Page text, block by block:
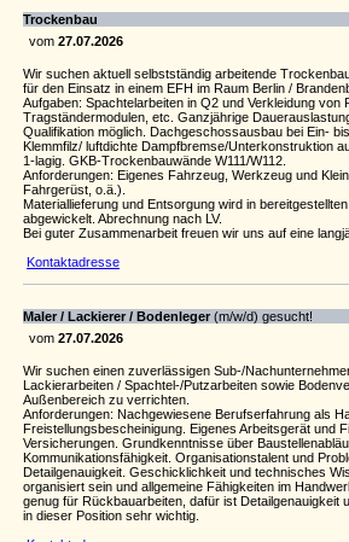
Trockenbau
vom 27.07.2026
Wir suchen aktuell selbstständig arbeitende
für den Einsatz in einem EFH im Raum Berlin /
Aufgaben: Spachtelarbeiten in Q2 und Verkleidung von
Tragständermodulen, etc. Ganzjährige
Qualifikation möglich. Dachgeschossausbau bei Ein-
Klemmfilz/ luftdichte Dampfbremse/Unterkonstruktion
1-lagig. GKB-Trockenbauwände W111/W112.
Anforderungen: Eigenes Fahrzeug, Werkzeug und
Fahrgerüst, o.ä.).
Materiallieferung und Entsorgung wird in
abgewickelt. Abrechnung nach LV.
Bei guter Zusammenarbeit freuen wir uns auf eine
Kontaktadresse
Maler / Lackierer / Bodenleger (m/w/d) gesucht!
vom 27.07.2026
Wir suchen einen zuverlässigen Sub-/
Lackierarbeiten / Spachtel-/Putzarbeiten sowie
Außenbereich zu verrichten.
Anforderungen: Nachgewiesene Berufserfahrung als
Freistellungsbescheinigung. Eigenes Arbeitsgerät und
Versicherungen. Grundkenntnisse über
Kommunikationsfähigkeit. Organisationstalent und
Detailgenauigkeit. Geschicklichkeit und technisches
organisiert sein und allgemeine Fähigkeiten im
genug für Rückbauarbeiten, dafür ist Detailgenauigkeit
in dieser Position sehr wichtig.